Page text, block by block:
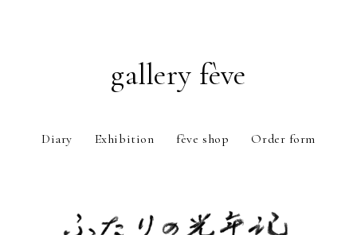
gallery fève
Diary Exhibition fève shop Order form